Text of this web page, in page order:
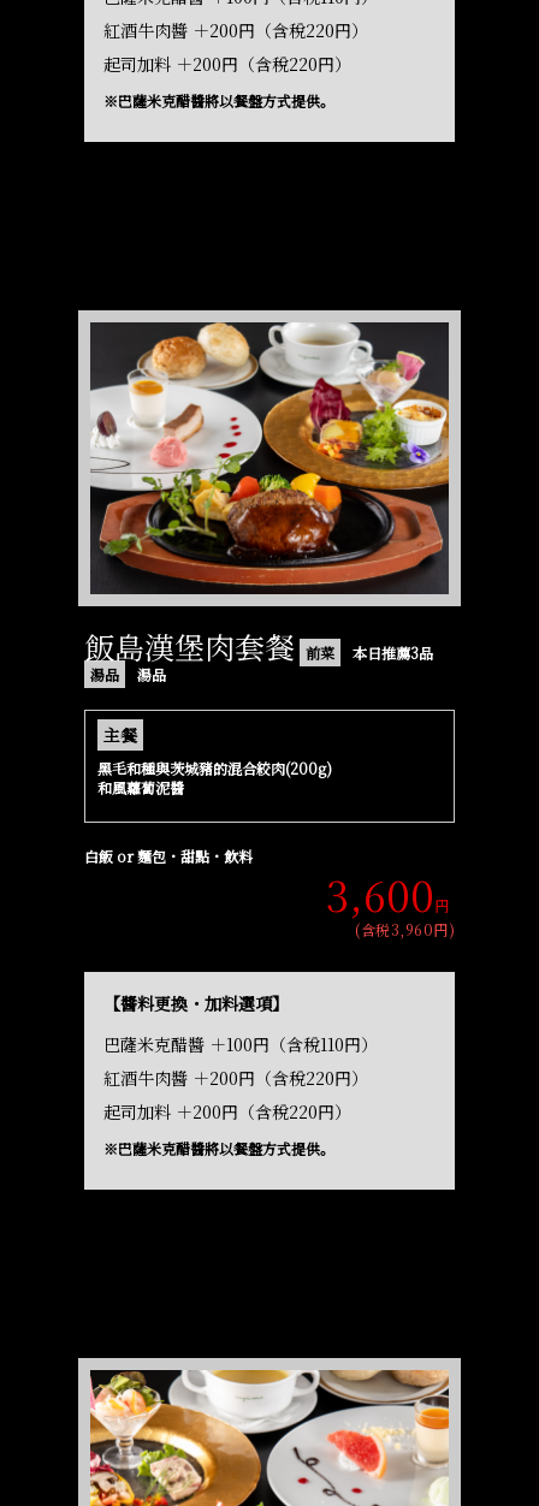
紅酒牛肉醬 ＋200円（含稅220円）
起司加料 ＋200円（含稅220円）
※巴薩米克醋醬將以餐盤方式提供。
飯島漢堡肉套餐 前菜
本日推薦3品
湯品
湯品
主餐
黑毛和種與茨城豬的混合絞肉(200g)
和風蘿蔔泥醬
白飯 or 麵包・甜點・飲料
3,600円
(含税3,960円)
【醬料更換・加料選項】
巴薩米克醋醬 ＋100円（含稅110円）
紅酒牛肉醬 ＋200円（含稅220円）
起司加料 ＋200円（含稅220円）
※巴薩米克醋醬將以餐盤方式提供。